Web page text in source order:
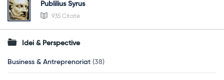
Publilius Syrus
935 Citate
Idei & Perspective
Business & Antreprenoriat (38)